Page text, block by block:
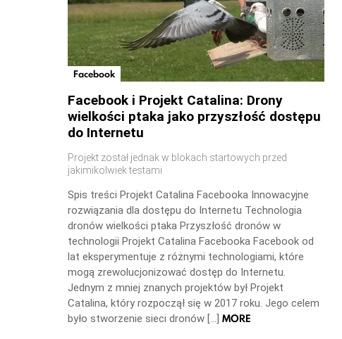
Facebook
Facebook i Projekt Catalina: Drony
wielkości ptaka jako przyszłość dostępu
do Internetu
Projekt został jednak w blokach startowych przed
jakimikolwiek testami
Spis treści Projekt Catalina Facebooka Innowacyjne
rozwiązania dla dostępu do Internetu Technologia
dronów wielkości ptaka Przyszłość dronów w
technologii Projekt Catalina Facebooka Facebook od
lat eksperymentuje z różnymi technologiami, które
mogą zrewolucjonizować dostęp do Internetu.
Jednym z mniej znanych projektów był Projekt
Catalina, który rozpoczął się w 2017 roku. Jego celem
było stworzenie sieci dronów […] MORE